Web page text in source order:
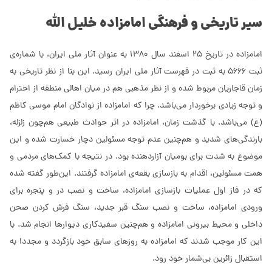
سیر تاریخی و فرهنگی امامزاده خلیل الله
امامزاده در تاریخ 25 اسفند سال 1380 به عنوان آثار ملی ایران، با شماره‌ی
ثبت 5666 به ثبت در فهرست آثار ملی ایران رسید. این بنا از نظر تاریخی به
زمان قاجاریان مربوط شده و از نظر مذهبی هم در میان اهالی منطقه از احترام
و توجه زیادی برخوردار می‌باشد. چرا که امامزاده از نوادگان امام موسی کاظم
(ع) می‌باشد. با گذشت زمان، امامزاده در اثر حوادث طبیعی هم‌چون زلزله،
بارندگی‌های شدید و هم‌چنین عدم توجه مسئولین دچار خسارت شده و این
موضوع به شدت برای بومیان آزاردهنده بود. در نتیجه با کمک‌های مردمی و
همت مسئولین، اقدام به بازسازی بقعه‌ی امامزاده گرفتند. این‌طور گفته شده
که در فاز اول عملیات بازسازی امامزاده، ساخت و نصب در و پنجره برای
ورودی امامزاده، ساخت و نصب سنگ قبر جدید، سنگ فرش کردن صحن
داخلی و محیط بیرونی امامزاده و هم‌چنین سفیدکاری دیوارها انجام شد. با
این کار موجب شدند که امامزاده به روزهای سابق خود بازگردد و مجددا به
استقبال زائرین بی‌شمار خود رود.